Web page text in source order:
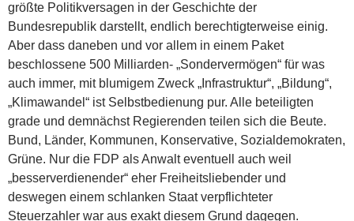
größte Politikversagen in der Geschichte der
Bundesrepublik darstellt, endlich berechtigterweise einig.
Aber dass daneben und vor allem in einem Paket
beschlossene 500 Milliarden- „Sondervermögen“ für was
auch immer, mit blumigem Zweck „Infrastruktur“, „Bildung“,
„Klimawandel“ ist Selbstbedienung pur. Alle beteiligten
grade und demnächst Regierenden teilen sich die Beute.
Bund, Länder, Kommunen, Konservative, Sozialdemokraten,
Grüne. Nur die FDP als Anwalt eventuell auch weil
„besserverdienender“ eher Freiheitsliebender und
deswegen einem schlanken Staat verpflichteter
Steuerzahler war aus exakt diesem Grund dagegen.